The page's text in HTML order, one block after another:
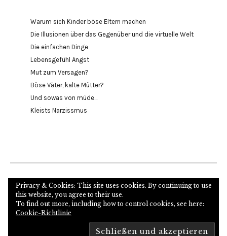
Warum sich Kinder böse Eltern machen
Die Illusionen über das Gegenüber und die virtuelle Welt
Die einfachen Dinge
Lebensgefühl Angst
Mut zum Versagen?
Böse Väter, kalte Mütter?
Und sowas von müde...
Kleists Narzissmus
Internetseite des Autors und Psychoanalytikers
Proudly powered byWordPress
Theme: Zuki vonElmastudio
Privacy & Cookies: This site uses cookies. By continuing to use
this website, you agree to their use.
To find out more, including how to control cookies, see here:
Cookie-Richtlinie